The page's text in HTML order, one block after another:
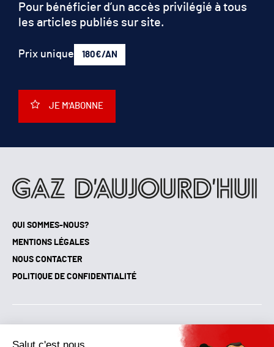
QUI SOMMES-NOUS?
MENTIONS LÉGALES
NOUS CONTACTER
POLITIQUE DE CONFIDENTIALITÉ
Pour bénéficier d’un accès privilégié à tous
les articles publiés sur site.
Prix unique 180€/AN
JE M'ABONNE